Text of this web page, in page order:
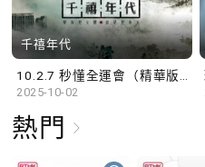
千禧年代
2025-10-02
熱門